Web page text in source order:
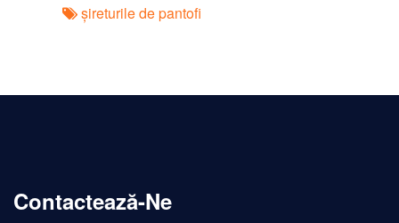
șireturile de pantofi
Contactează-Ne